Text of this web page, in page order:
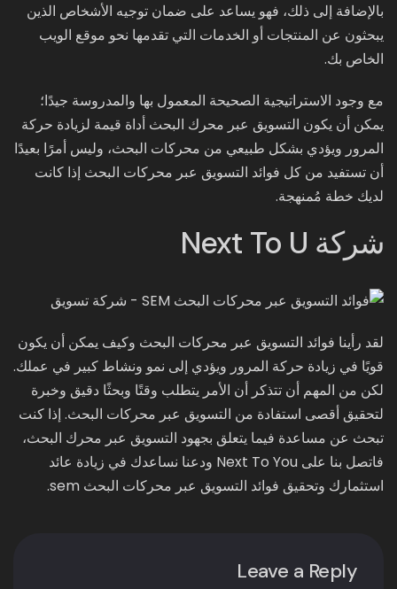
بالإضافة إلى ذلك، فهو يساعد على ضمان توجيه الأشخاص الذين
يبحثون عن المنتجات أو الخدمات التي تقدمها نحو موقع الويب
الخاص بك.
مع وجود الاستراتيجية الصحيحة المعمول بها والمدروسة جيدًا؛
يمكن أن يكون التسويق عبر محرك البحث أداة قيمة لزيادة حركة
المرور ويؤدي بشكل طبيعي من محركات البحث، وليس أمرًا بعيدًا
أن تستفيد من كل فوائد التسويق عبر محركات البحث إذا كانت
لديك خطة مُمنهجة.
شركة Next To U
لقد رأينا فوائد التسويق عبر محركات البحث وكيف يمكن أن يكون
قويًا في زيادة حركة المرور ويؤدي إلى نمو ونشاط كبير في عملك.
لكن من المهم أن تتذكر أن الأمر يتطلب وقتًا وبحثًا دقيق وخبرة
لتحقيق أقصى استفادة من التسويق عبر محركات البحث. إذا كنت
تبحث عن مساعدة فيما يتعلق بجهود التسويق عبر محرك البحث،
فاتصل بنا على Next To You ودعنا نساعدك في زيادة عائد
استثمارك وتحقيق فوائد التسويق عبر محركات البحث sem.
Leave a Reply